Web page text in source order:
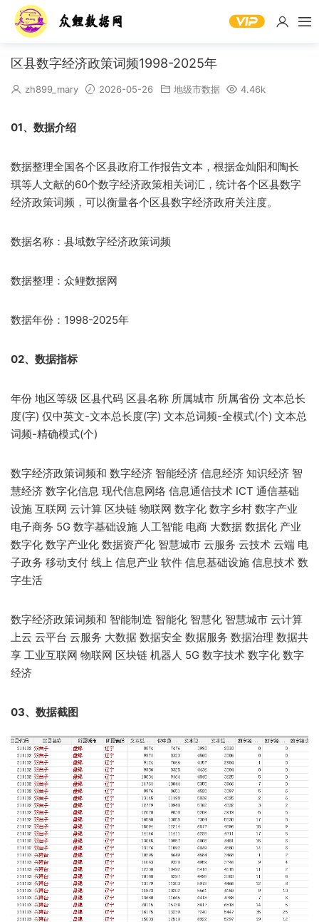
区县数字经济政策词频1998-2025年
zh899_mary 2026-05-26 地级市数据 4.46k
01、数据介绍
数据整理全国各个区县政府工作报告文本，根据金灿阳和陶长
琪等人文献的60个数字经济政策相关词汇，统计各个区县数字
经济政策词频，可以衡量各个区县数字经济政府关注度。
数据名称：县域数字经济政策词频
数据整理：众鲤数据网
数据年份：1998-2025年
02、数据指标
年份 地区等级 区县代码 区县名称 所属城市 所属省份 文本总长
度(字) 仅中英文-文本总长度(字) 文本总词频-全模式(个) 文本总
词频-精确模式(个)
数字经济政策词频和 数字经济 智能经济 信息经济 知识经济 智
慧经济 数字化信息 现代信息网络 信息通信技术 ICT 通信基础
设施 互联网 云计算 区块链 物联网 数字化 数字乡村 数字产业
电子商务 5G 数字基础设施 人工智能 电商 大数据 数据化 产业
数字化 数字产业化 数据资产化 智慧城市 云服务 云技术 云端 电
子政务 移动支付 线上 信息产业 软件 信息基础设施 信息技术 数
字生活
数字经济政策词频和 智能制造 智能化 智慧化 智慧城市 云计算
上云 云平台 云服务 大数据 数据安全 数据服务 数据治理 数据共
享 工业互联网 物联网 区块链 机器人 5G 数字技术 数字化 数字
经济
03、数据截图